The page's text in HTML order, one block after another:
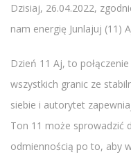
Dzisiaj, 26.04.2022,
nam energię Junlajuj (11)
Dzień 11 Aj, to
wszystkich granic ze
siebie i autorytet
Ton 11 może sprowadzić
odmiennością po to, aby